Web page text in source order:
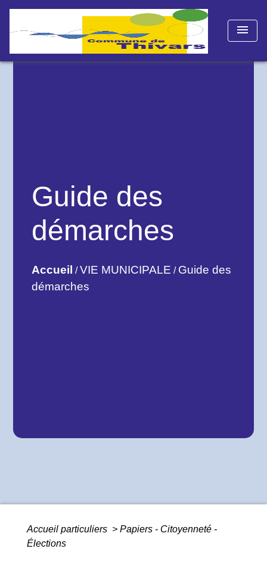
menu
Guide des
démarches
Accueil /VIE MUNICIPALE / Guide des
démarches
Accueil particuliers > Papiers - Citoyenneté -
Élections